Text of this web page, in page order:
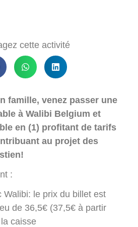
famille, venez passer une
à Walibi Belgium et
en (1) profitant de tarifs
au projet des
:
Walibi: le prix du billet est
de 36,5€ (37,5€ à partir
caisse
cette activité